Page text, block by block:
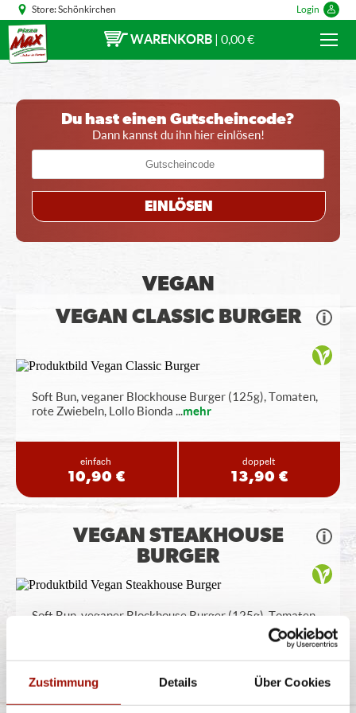
Zustimmung Details Über Cookies
Store:Schönkirchen Login
WARENKORB | 0,00 €
Du hast einen Gutscheincode?
Dann kannst du ihn hier einlösen!
EINLÖSEN
VEGAN
VEGAN CLASSIC BURGER
Soft Bun, veganer Blockhouse Burger (125g), Tomaten,
rote Zwiebeln, Lollo Bionda ...mehr
einfach
10,90 €
doppelt
13,90 €
VEGAN STEAKHOUSE
BURGER
Soft Bun, veganer Blockhouse Burger (125g), Tomaten,
einfach doppelt